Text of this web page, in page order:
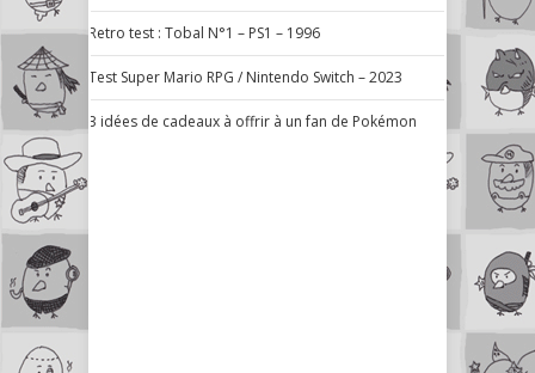
Retro test : Tobal N°1 – PS1 – 1996
Test Super Mario RPG / Nintendo Switch – 2023
3 idées de cadeaux à offrir à un fan de Pokémon